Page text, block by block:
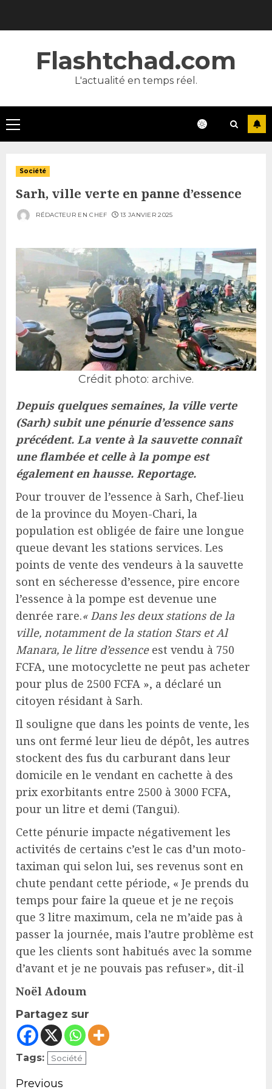
Flashtchad.com
L'actualité en temps réel.
Primary
Menu
Société
Sarh, ville verte en panne d’essence
RÉDACTEUR EN CHEF 13 JANVIER 2025
Crédit photo: archive.
Depuis quelques semaines, la ville verte
(Sarh) subit une pénurie d’essence sans
précédent. La vente à la sauvette connaît
une flambée et celle à la pompe est
également en hausse. Reportage.
Pour trouver de l’essence à Sarh, Chef-lieu
de la province du Moyen-Chari, la
population est obligée de faire une longue
queue devant les stations services. Les
points de vente des vendeurs à la sauvette
sont en sécheresse d’essence, pire encore
l’essence à la pompe est devenue une
denrée rare.« Dans les deux stations de la
ville, notamment de la station Stars et Al
Manara, le litre d’essenceest vendu à 750
FCFA, une motocyclette ne peut pas acheter
pour plus de 2500 FCFA », a déclaré un
citoyen résidant à Sarh.
Il souligne que dans les points de vente, les
uns ont fermé leur lieu de dépôt, les autres
stockent des fus du carburant dans leur
domicile en le vendant en cachette à des
prix exorbitants entre 2500 à 3000 FCFA,
pour un litre et demi (Tangui).
Cette pénurie impacte négativement les
activités de certains c’est le cas d’un moto-
taximan qui selon lui, ses revenus sont en
chute pendant cette période, « Je prends du
temps pour faire la queue et je ne reçois
que 3 litre maximum, cela ne m’aide pas à
passer la journée, mais l’autre problème est
que les clients sont habitués avec la somme
d’avant et je ne pouvais pas refuser», dit-il
Noël Adoum
Partagez sur
Tags: Société
Continue
Previous